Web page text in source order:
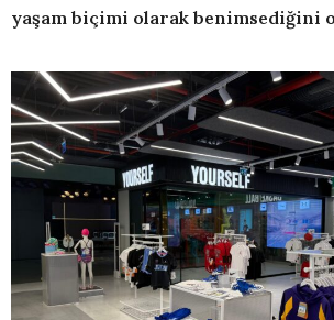
yaşam biçimi olarak benimsediğini